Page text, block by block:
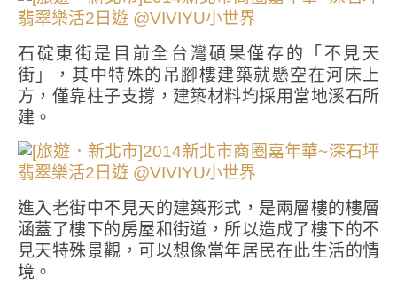
石碇東街是目前全台灣碩果僅存的「不見天
街」，其中特殊的吊腳樓建築就懸空在河床上
方，僅靠柱子支撐，建築材料均採用當地溪石所
建。
進入老街中不見天的建築形式，是兩層樓的樓層
涵蓋了樓下的房屋和街道，所以造成了樓下的不
見天特殊景觀，可以想像當年居民在此生活的情
境。